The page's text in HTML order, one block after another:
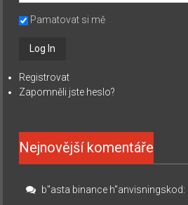
Pamatovat si mě
Registrovat
Zapomněli jste heslo?
Nejnovější komentáře
b"asta binance h"anvisningskod: